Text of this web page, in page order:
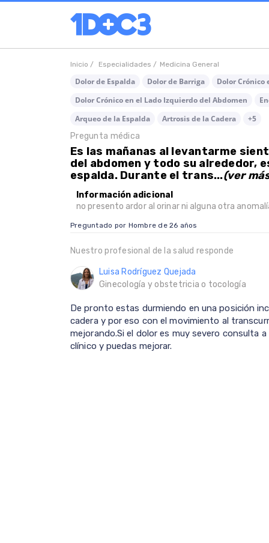
Inicio / Especialidades / Medicina General
Dolor de Espalda Dolor de Barriga
Dolor Crónico
Dolor Crónico en el Lado Izquierdo del Abdomen
Arqueo de la Espalda
Artrosis de la Cadera
+5
Pregunta médica
Es las mañanas al levantarme
del abdomen y todo su alrededor,
espalda. Durante el trans...(ver
Información adicional
no presento ardor al orinar ni alguna otra
Preguntado por Hombre de 26 años
Nuestro profesional de la salud responde
Luisa Rodríguez Quejada
Ginecología y obstetricia o tocología
De pronto estas durmiendo en una posición
cadera y por eso con el movimiento al
mejorando.Si el dolor es muy severo consulta
clínico y puedas mejorar.